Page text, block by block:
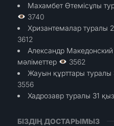
Махамбет Өтемісұлы
3740
Хризантемалар туралы
3612
Александр
мәліметтер
3562
Жауын құрттары туралы
3556
Хадрозавр туралы 31
БІЗДІҢ ДОСТАРЫМЫЗ